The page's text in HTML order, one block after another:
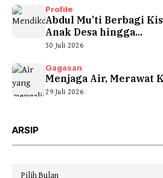
Profile
Abdul Mu’ti Berbagi
Anak Desa hingga...
30 Juli 2026
Gagasan
Menjaga Air, Merawat
29 Juli 2026
ARSIP
Arsip